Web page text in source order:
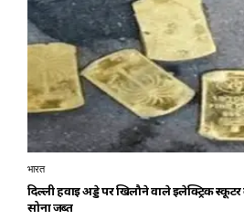
भारत
दिल्ली हवाई अड्डे पर खिलौने वाले इलेक्ट्रिक
सोना जब्त